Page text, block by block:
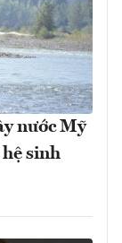
nước Mỹ
hệ sinh